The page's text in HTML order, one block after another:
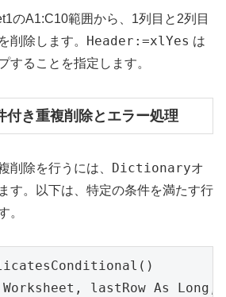
のA1:C10範囲から、1列目と2列目
削除します。 Header:=xlYes は
することを指定します。
付き重複削除とエラー処理
削除を行うには、 Dictionaryオ
す。以下は、特定の条件を満たす行
。
lastRow As Long,